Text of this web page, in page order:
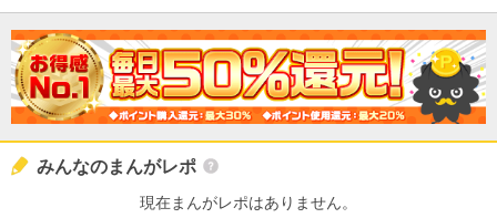
みんなのまんがレポ
現在まんがレポはありません。